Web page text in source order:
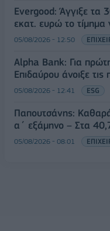
Evergood: Άγγιξε τα
εκατ. ευρώ το
05/08/2026 - 12:50
Alpha Bank: Για
Επιδαύρου άνοιξε
05/08/2026 - 12:41 ESG
Παπουτσάνης:
α΄ εξάμηνο – Στα
05/08/2026 - 08:01